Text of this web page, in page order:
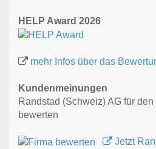
HELP Award 2026
mehr Infos über das
Kundenmeinungen
Randstad (Schweiz) AG für
bewerten
Jetzt